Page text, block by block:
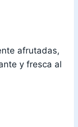
afrutadas,
y fresca al